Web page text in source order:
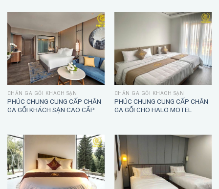
CHĂN GA GỐI KHÁCH SẠN
PHÚC CHUNG CUNG CẤP CHĂN
GA GỐI KHÁCH SẠN CAO CẤP
CHĂN GA GỐI KHÁCH SẠN
PHÚC CHUNG CUNG CẤP CHĂN
GA GỐI CHO HALO MOTEL